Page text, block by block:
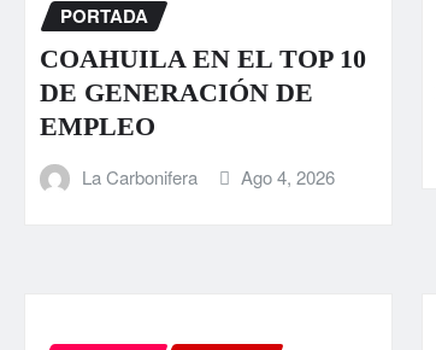
PORTADA
COAHUILA EN EL TOP 10
DE GENERACIÓN DE
EMPLEO
La Carbonifera Ago 4, 2026